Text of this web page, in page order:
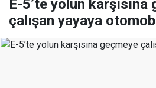
E-5’te yolun karşısına
çalışan yayaya